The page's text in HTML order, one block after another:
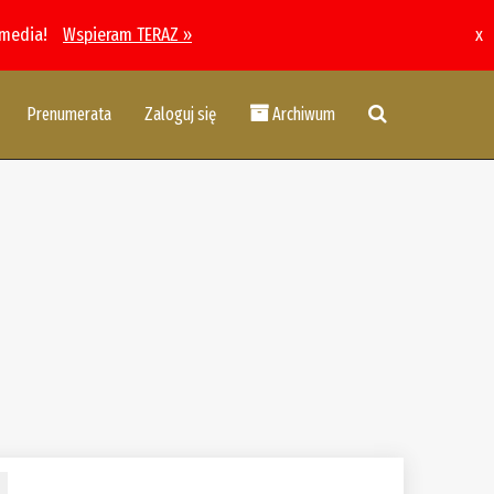
Wspieram TERAZ » x
Prenumerata Zaloguj się Archiwum